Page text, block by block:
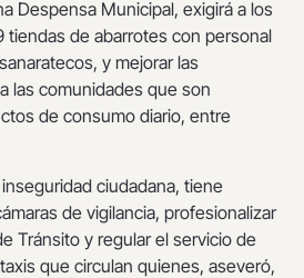
Despensa Municipal, exigirá a los
tiendas de abarrotes con personal
y mejorar las
las comunidades que son
de consumo diario, entre
ciudadana, tiene
de vigilancia, profesionalizar
Tránsito y regular el servicio de
que circulan quienes, aseveró,